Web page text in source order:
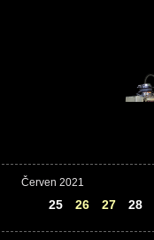
Červen 2021
25 26 27 28